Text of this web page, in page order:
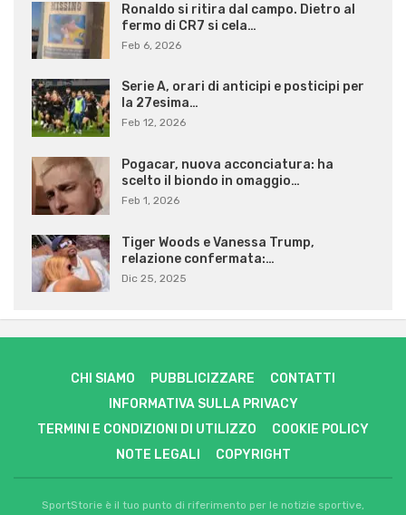
Ronaldo si ritira dal campo. Dietro al
fermo di CR7 si cela…
Feb 6, 2026
Serie A, orari di anticipi e posticipi per
la 27esima…
Feb 12, 2026
Pogacar, nuova acconciatura: ha
scelto il biondo in omaggio…
Feb 1, 2026
Tiger Woods e Vanessa Trump,
relazione confermata:…
Dic 25, 2025
CHI SIAMO PUBBLICIZZARE
CONTATTI
INFORMATIVA SULLA PRIVACY
TERMINI E CONDIZIONI DI UTILIZZO
COOKIE POLICY
NOTE LEGALI
COPYRIGHT
SportStorie è il tuo punto di riferimento per le notizie sportive,